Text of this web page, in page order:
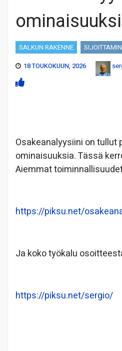
SALKUN RAKENNE
18 TOUKOKUUN, 2026
Osakeanalyysiini on tullut
ominaisuuksia. Tässä
Aiemmat
https://piksu.net/
Ja koko työkalu
https://piksu.net/sergio/